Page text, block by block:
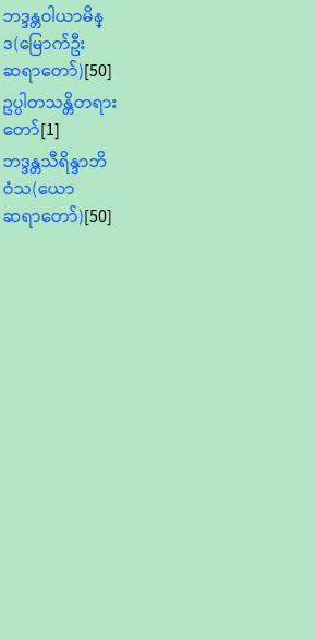
ဘဒ္ဒန္တဝါယာမိန္
ဒ(မြောက်ဦး
ဆရာတော်)[50]
ဥပ္ပါတသန္တိတရား
တော်[1]
ဘဒ္ဒန္တသီရိန္ဒာဘိ
ဝံသ(ယော
ဆရာတော်)[50]